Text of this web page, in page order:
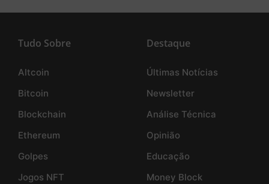
Tudo Sobre
Altcoin
Bitcoin
Blockchain
Ethereum
Golpes
Jogos NFT
Destaque
Últimas Notícias
Newsletter
Análise Técnica
Opinião
Educação
Money Block